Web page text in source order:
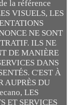
la référence
VISUELS, LES
NE SONT
ILS NE
DE MANIÈRE
DANS
C'EST À
AUPRÈS DU
LES
ET SERVICES